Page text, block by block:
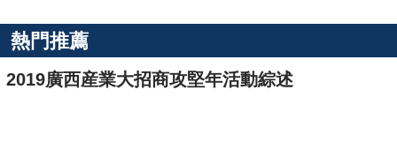
熱門推薦
2019廣西産業大招商攻堅年活動綜述